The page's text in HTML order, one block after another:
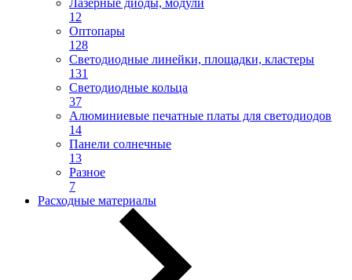
12
Оптопары
128
Светодиодные линейки, площадки, кластеры
131
Светодиодные кольца
37
Алюминиевые печатные платы для светодиодов
14
Панели солнечные
13
Разное
7
Расходные материалы